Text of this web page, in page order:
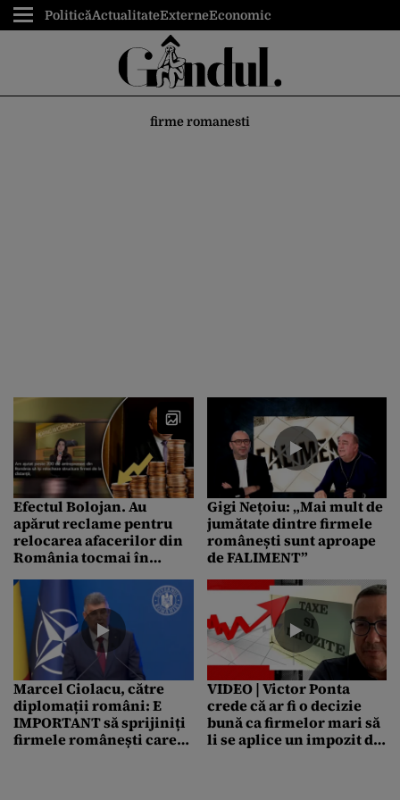
PoliticăActualitateExterneEconomic
firme romanesti
Efectul Bolojan. Au
apărut reclame pentru
relocarea afacerilor din
România tocmai în
mult mai mici. Cu ce
oferte sunt atrași
investitorii. Peste 200 de
firme s-ar fi mutat deja
Gigi Nețoiu: „Mai mult de
jumătate dintre firmele
românești sunt aproape
de FALIMENT”
Marcel Ciolacu, către
diplomații români: E
IMPORTANT să sprijiniți
firmele românești care
VIDEO | Victor Ponta
crede că ar fi o decizie
bună ca firmelor mari să
li se aplice un impozit de